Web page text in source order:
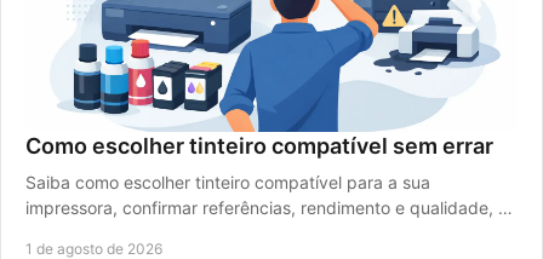
Como escolher tinteiro compatível sem errar
Saiba como escolher tinteiro compatível para a sua
impressora, confirmar referências, rendimento e qualidade, e
1 de agosto de 2026